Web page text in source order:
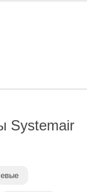
Systemair